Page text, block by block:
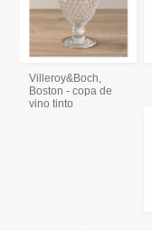
Villeroy&Boch,
Boston - copa de
vino tinto